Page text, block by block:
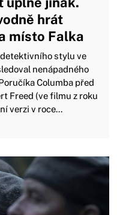
hrát
místo Falka
stylu ve
nenápadného
Columba před
Freed (ve filmu z roku
verzi v roce...